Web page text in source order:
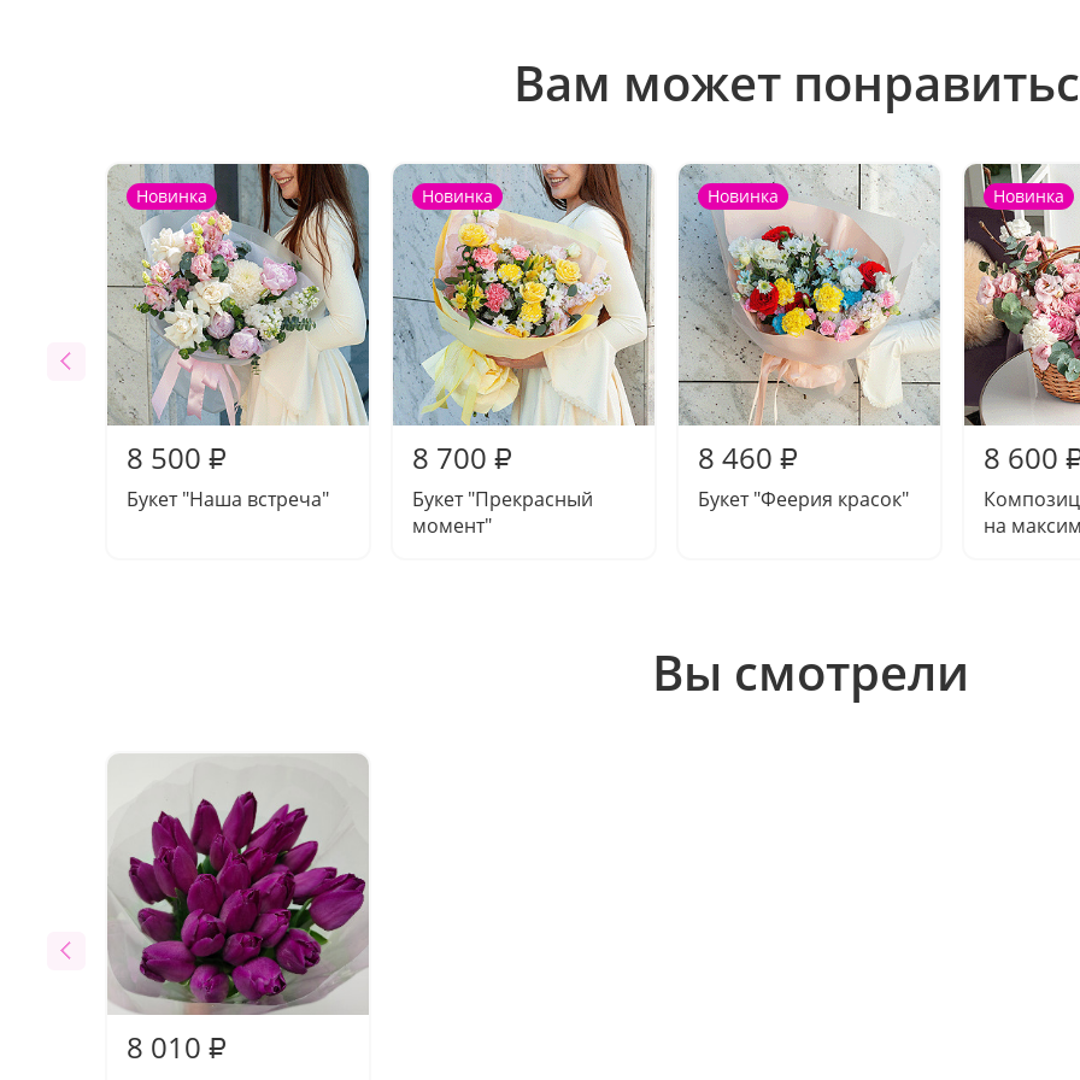
Вам может
Новинка
8 500 ₽
Букет "Наша встреча"
Новинка
8 700 ₽
Букет "Прекрасный
момент"
Новинка
8 460 ₽
Букет "Феерия красок"
Новинка
8 600
на
Вы смотрели
8 010 ₽